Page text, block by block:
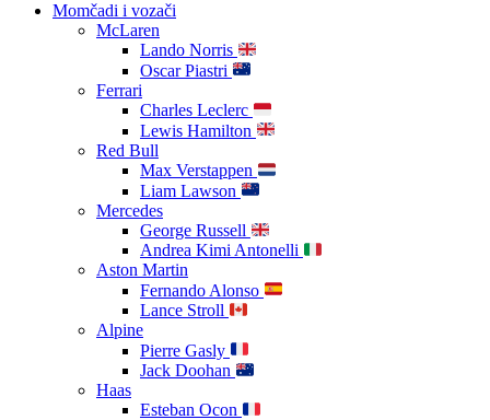
Momčadi i vozači
McLaren
Lando Norris
Oscar Piastri
Ferrari
Charles Leclerc
Lewis Hamilton
Red Bull
Max Verstappen
Liam Lawson
Mercedes
George Russell
Andrea Kimi Antonelli
Aston Martin
Fernando Alonso
Lance Stroll
Alpine
Pierre Gasly
Jack Doohan
Haas
Esteban Ocon